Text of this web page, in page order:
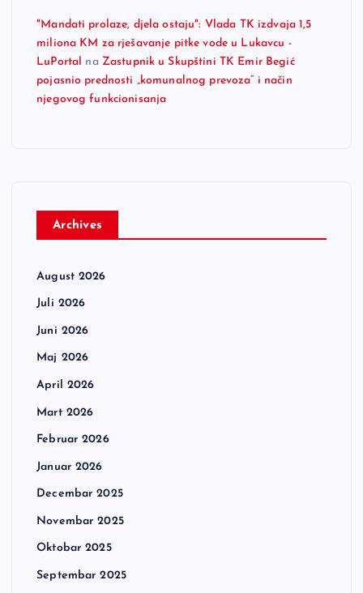
"Mandati prolaze, djela ostaju": Vlada TK izdvaja 1,5
miliona KM za rješavanje pitke vode u Lukavcu -
LuPortal na Zastupnik u Skupštini TK Emir Begić
pojasnio prednosti „komunalnog prevoza“ i način
njegovog funkcionisanja
Archives
August 2026
Juli 2026
Juni 2026
Maj 2026
April 2026
Mart 2026
Februar 2026
Januar 2026
Decembar 2025
Novembar 2025
Oktobar 2025
Septembar 2025